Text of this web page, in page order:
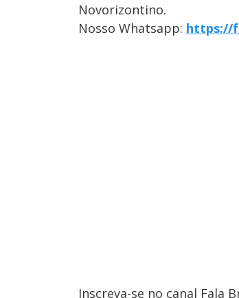
Novorizontino.
Nosso Whatsapp: https://
Inscreva-se no canal Fala